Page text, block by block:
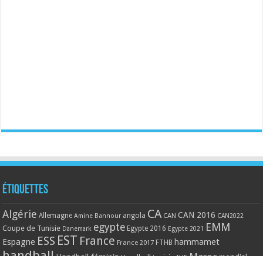
Étiquettes
Algérie Allemagne Amine Bannour angola CA CAN CAN 2016 CAN2022
Coupe de Tunisie Danemark egypte Egypte 2016 Egypte 2021 EMM
Espagne ESS EST France France 2017 FTHB hammamet